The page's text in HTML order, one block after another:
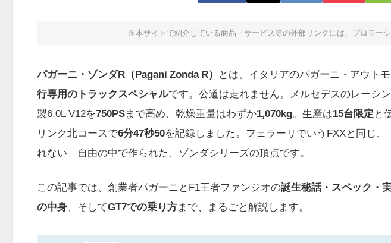
※本サイトで紹介している商品・サービス等の外部リンクには、プロモーシ
パガーニ・ゾンダR（Pagani Zonda R） とは、イタリアのパガーニ・アウト
行専用のトラックスペシャルです。公道は走れません。メルセデスのレーシ
製6.0L V12を750PSまで高め、乾燥重量はわずか1,070kg 。生産は15台限定 と
リンク北コースで6分47秒50を記録しました。フェラーリでいうFXXと同じ
れない」自由の中で作られた、ゾンダシリーズの頂点です。
この記事では、創業者パガーニとF1王者ファンジオの誕生秘話・スペック・
の中身、そしてGT7での乗り方まで、まるごと解説します。